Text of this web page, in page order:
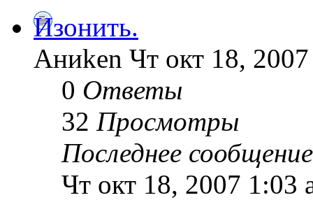
Изонить.
Аниken Чт окт 18,
0 Ответы
32 Просмотры
Последнее сообщение
Чт окт 18, 2007 1:03